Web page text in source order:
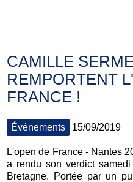
CAMILLE
REMPORTENT
FRANCE !
Événements 15/09/2019
L'open de France - Nantes
a rendu son verdict
Bretagne. Portée par un